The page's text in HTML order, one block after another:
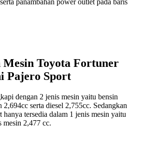
panambahan power outlet pada baris
Mesin Toyota Fortuner
Pajero Sport
dengan 2 jenis mesin yaitu bensin
2,694cc serta diesel 2,755cc. Sedangkan
tersedia dalam 1 jenis mesin yaitu
mesin 2,477 cc.